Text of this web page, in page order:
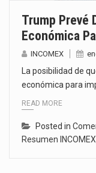
Trump Prevé
Económica
INCOMEX
La posibilidad de
económica para
READ MORE
Posted in
Resumen INCOMEX